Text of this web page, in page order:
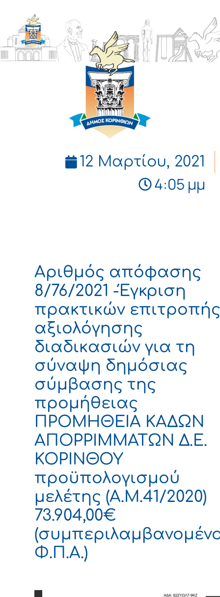
ΔΗΜΟΣ
ΚΟΡΙΝΘΙΩΝ
12 Μαρτίου, 2021
4:05 μμ
Αριθμός απόφασης
8/76/2021 -Έγκριση
πρακτικών επιτροπής
αξιολόγησης
διαδικασιών για τη
σύναψη δημόσιας
σύμβασης της
προμήθειας
ΠΡΟΜΗΘΕΙΑ ΚΑΔΩΝ
ΑΠΟΡΡΙΜΜΑΤΩΝ Δ.Ε.
ΚΟΡΙΝΘΟΥ
προϋπολογισμού
μελέτης (Α.Μ.41/2020)
73.904,00€
Φ.Π.Α.)